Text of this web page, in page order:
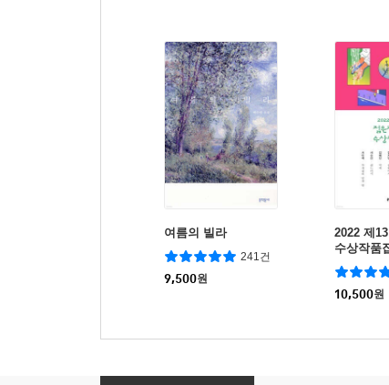
여름의 빌라
241건
9,500원
2022 제
수상작품
10,500원